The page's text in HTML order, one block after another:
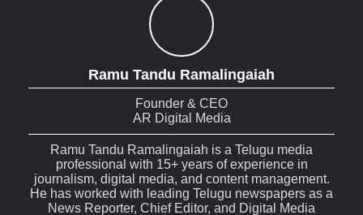
Ramu Tandu Ramalingaiah
Founder & CEO
AR Digital Media
Ramu Tandu Ramalingaiah is a Telugu media
professional with 15+ years of experience in
journalism, digital media, and content management.
He has worked with leading Telugu newspapers as a
News Reporter, Chief Editor, and Digital Media